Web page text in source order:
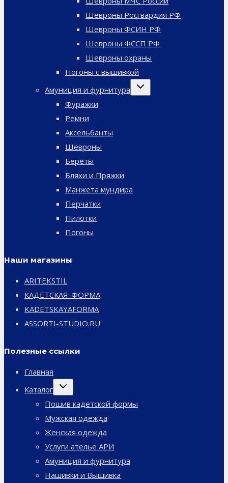
Шевроны Росгвардия РФ
Шевроны ФСИН РФ
Шевроны ФССП РФ
Шевроны охраны
Погоны с вышивкой
Амуниция и фурнитура
Переключить
дочернее
Фуражки
Ремни
Аксельбанты
Шевроны
Береты
Бляхи и Пряжки
Манжета мундира
Перчатки
Пилотки
Погоны
Наши магазины
ARITEKSTIL
КАДЕТСКАЯ-ФОРМА
KADETSKAYAFORMA
ASSORTI-STUDIO.RU
Полезные ссылки
Главная
Каталог
Переключить
дочернее
Пошив кадетской формы
Мужская одежда
Женская одежда
Услуги ателье АРИ
Амуниция и фурнитура
Нашивки и Вышивка